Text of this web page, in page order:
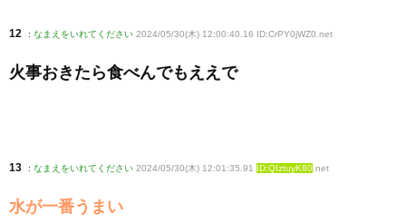
12 : なまえをいれてください 2024/05/30(木) 12:00:40.16 ID:CrPY0jWZ0 .net
火事おきたら食べんでもええで
13 : なまえをいれてください 2024/05/30(木) 12:01:35.91 ID:QIztuyK80 .net
水が一番うまい